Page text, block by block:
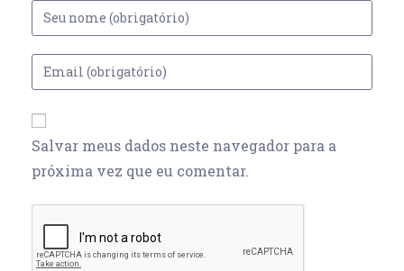
Salvar meus dados neste navegador para a
próxima vez que eu comentar.